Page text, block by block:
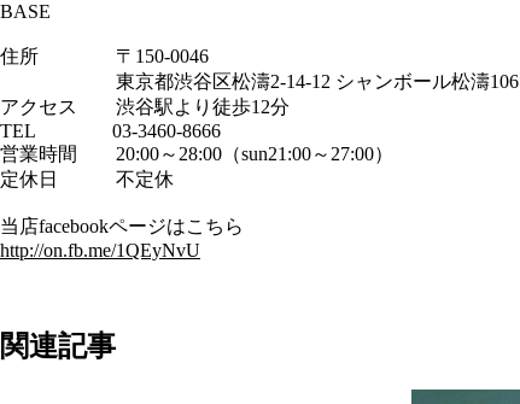
BASE
住所 〒150-0046
東京都渋谷区松濤2-14-12 シャンボール松濤106
アクセス 渋谷駅より徒歩12分
TEL 03-3460-8666
営業時間 20:00～28:00（sun21:00～27:00）
定休日 不定休
当店facebookページはこちら
http://on.fb.me/1QEyNvU
関連記事